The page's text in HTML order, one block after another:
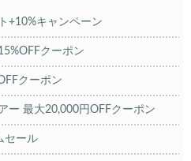
+10%キャンペーン
クーポン
クーポン
ー 最大20,000円OFFクーポン
セール